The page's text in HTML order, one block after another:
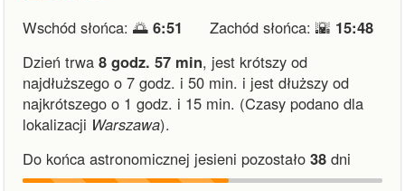
Wschód słońca: 🌅 6:51 Zachód słońca: 🌇 15:48
Dzień trwa 8 godz. 57 min, jest krótszy od
najdłuższego o 7 godz. i 50 min. i jest dłuższy od
najkrótszego o 1 godz. i 15 min. (Czasy podano dla
lokalizacji Warszawa).
Do końca astronomicznej jesieni pozostało 38 dni